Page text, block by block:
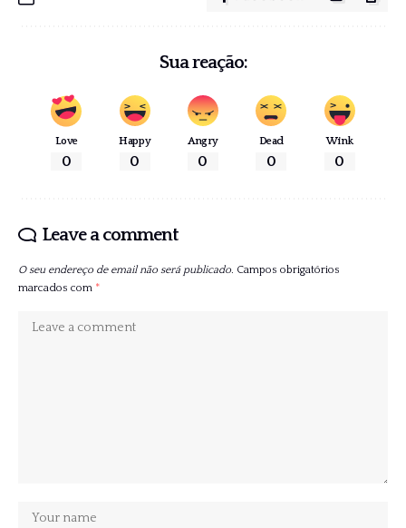
Sua reação:
Love
0
Happy
0
Angry
0
Dead
0
Wink
0
Leave a comment
O seu endereço de email não será publicado. Campos obrigatórios
marcados com *